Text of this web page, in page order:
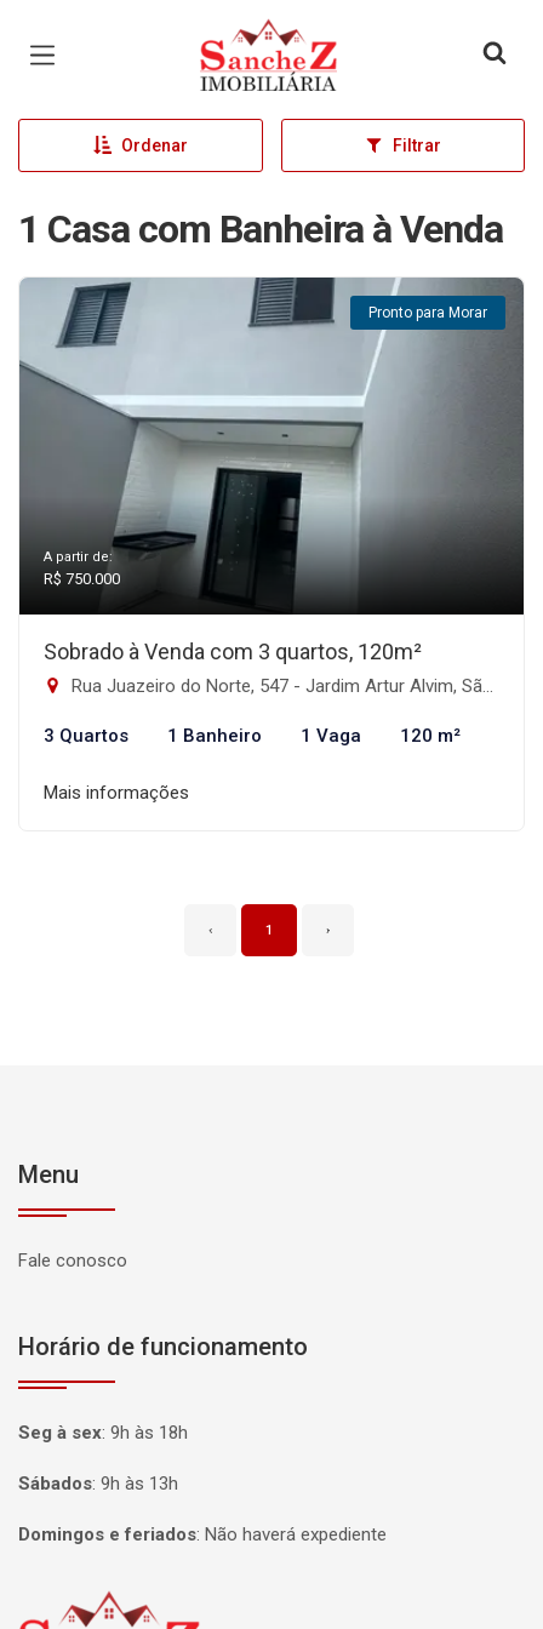
Página inicial
Ordenar Filtrar
1 Casa com Banheira à Venda
Pronto para Morar
A partir de:
R$ 750.000
Sobrado à Venda com 3 quartos, 120m²
Rua Juazeiro do Norte, 547 - Jardim Artur Alvim, São Paulo-SP
3 Quartos 1 Banheiro 1 Vaga 120 m²
Mais informações
‹ 1 ›
Menu
Fale conosco
Horário de funcionamento
Seg à sex: 9h às 18h
Sábados: 9h às 13h
Domingos e feriados: Não haverá expediente
Página inicial